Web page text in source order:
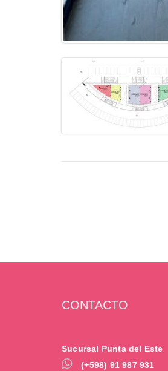
CONTACTO
Sucursal Punta del Este
(+598) 91 987 931